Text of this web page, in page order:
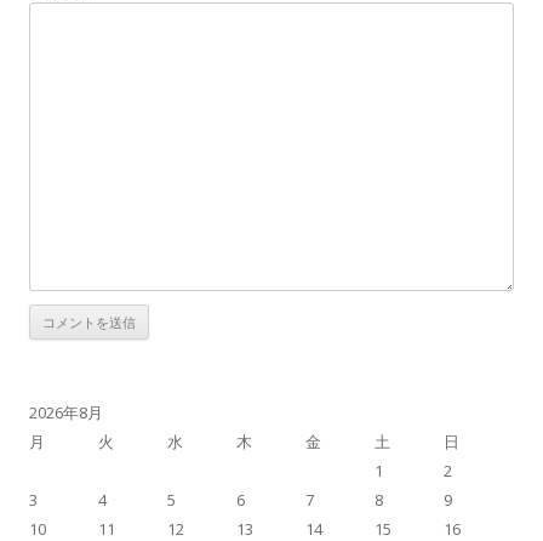
2026年8月
月
火 水 木 金 土 日
1
2
3
4 5 6 7 8
9
10
11 12 13 14 15
16